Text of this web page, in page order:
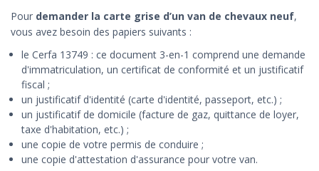
Pour demander la carte grise d’un van de chevaux neuf,
vous avez besoin des papiers suivants :
le Cerfa 13749 : ce document 3-en-1 comprend une demande
d'immatriculation, un certificat de conformité et un justificatif
fiscal ;
un justificatif d'identité (carte d'identité, passeport, etc.) ;
un justificatif de domicile (facture de gaz, quittance de loyer,
taxe d'habitation, etc.) ;
une copie de votre permis de conduire ;
une copie d'attestation d'assurance pour votre van.